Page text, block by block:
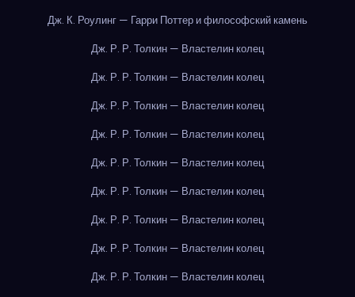
Дж. К. Роулинг — Гарри Поттер и философский камень
Дж. Р. Р. Толкин — Властелин колец
Дж. Р. Р. Толкин — Властелин колец
Дж. Р. Р. Толкин — Властелин колец
Дж. Р. Р. Толкин — Властелин колец
Дж. Р. Р. Толкин — Властелин колец
Дж. Р. Р. Толкин — Властелин колец
Дж. Р. Р. Толкин — Властелин колец
Дж. Р. Р. Толкин — Властелин колец
Дж. Р. Р. Толкин — Властелин колец